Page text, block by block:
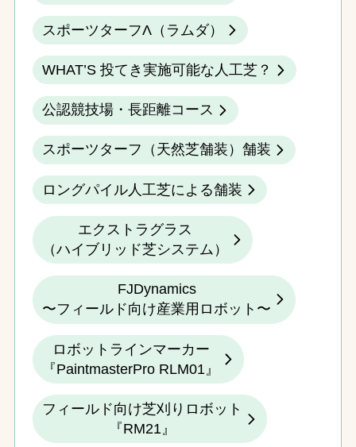
スポーツターフΛ（ラムダ）
WHAT’S 投てき実施可能な人工芝？
公認競技場・長距離コース
スポーツターフ（天然芝舗装）舗装
ロングパイル人工芝による舗装
エクストラグラス
（ハイブリッド芝システム）
FJDynamics
〜フィールド向け産業用ロボット〜
ロボットラインマーカー
『PaintmasterPro RLM01』
フィールド向け芝刈りロボット
『RM21』